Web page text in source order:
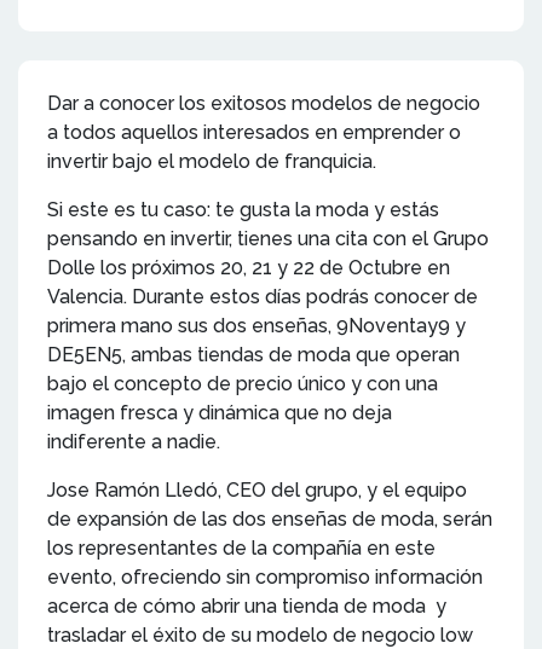
Dar a conocer los exitosos modelos de negocio
a todos aquellos interesados en emprender o
invertir bajo el modelo de franquicia.
Si este es tu caso: te gusta la moda y estás
pensando en invertir, tienes una cita con el Grupo
Dolle los próximos 20, 21 y 22 de Octubre en
Valencia. Durante estos días podrás conocer de
primera mano sus dos enseñas, 9Noventay9 y
DE5EN5, ambas tiendas de moda que operan
bajo el concepto de precio único y con una
imagen fresca y dinámica que no deja
indiferente a nadie.
Jose Ramón Lledó, CEO del grupo, y el equipo
de expansión de las dos enseñas de moda, serán
los representantes de la compañía en este
evento, ofreciendo sin compromiso información
acerca de cómo abrir una tienda de moda y
trasladar el éxito de su modelo de negocio low